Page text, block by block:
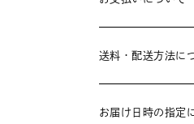
送料・配送方法に
お届け日時の指定